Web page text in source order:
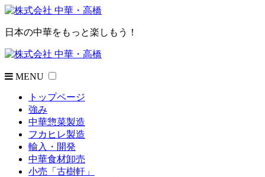
日本の中華をもっと楽しもう！
MENU
トップページ
強み
中華惣菜製造
フカヒレ製造
輸入・開発
中華食材卸売
小売「古樹軒」